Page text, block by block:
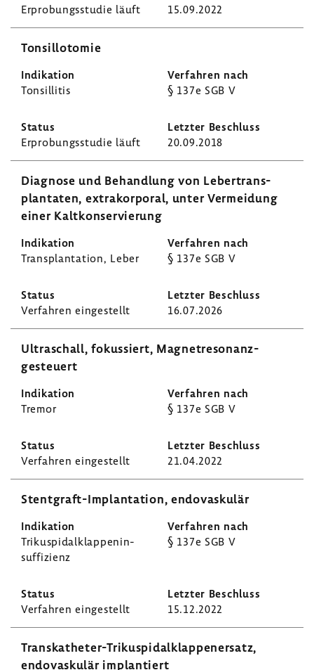
Erpro­bungs­studie läuft 15.09.2022
Tonsil­lo­tomie
Tonsil­litis § 137e SGB V
Erpro­bungs­studie läuft 20.09.2018
Diagnose und Behand­lung von Leber­trans­
plan­taten, extra­kor­poral, unter Vermei­dung
einer Kalt­kon­ser­vie­rung
Trans­plan­ta­tion, Leber § 137e SGB V
Verfahren einge­stellt 16.07.2026
Ultra­schall, fokus­siert, Magnetresonanz-​
gesteuert
Tremor § 137e SGB V
Verfahren einge­stellt 21.04.2022
Stentgraft-​Implantation, endo­vas­kulär
Triku­spi­dal­klap­pen­in­
suf­fi­zienz
§ 137e SGB V
Verfahren einge­stellt 15.12.2022
Transkatheter-​Trikuspidalklappenersatz,
endo­vas­kulär implan­tiert